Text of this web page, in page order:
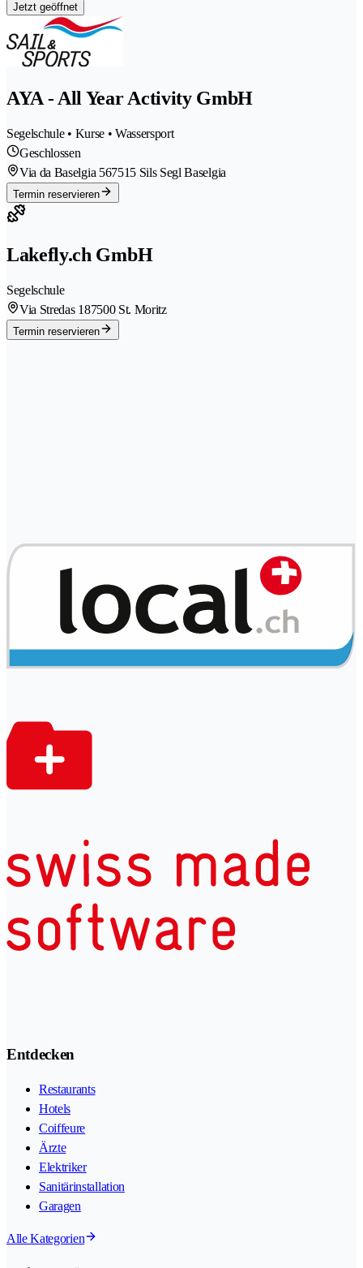
Jetzt geöffnet
AYA - All Year Activity GmbH
Segelschule • Kurse • Wassersport
Geschlossen
Via da Baselgia 567515 Sils Segl Baselgia
Termin reservieren
Lakefly.ch GmbH
Segelschule
Via Stredas 187500 St. Moritz
Termin reservieren
Entdecken
Restaurants
Hotels
Coiffeure
Ärzte
Elektriker
Sanitärinstallation
Garagen
Alle Kategorien